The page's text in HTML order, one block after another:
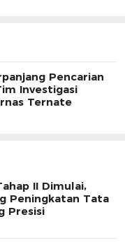
Pencarian
Investigasi
Ternate
II Dimulai,
Peningkatan Tata
Presisi